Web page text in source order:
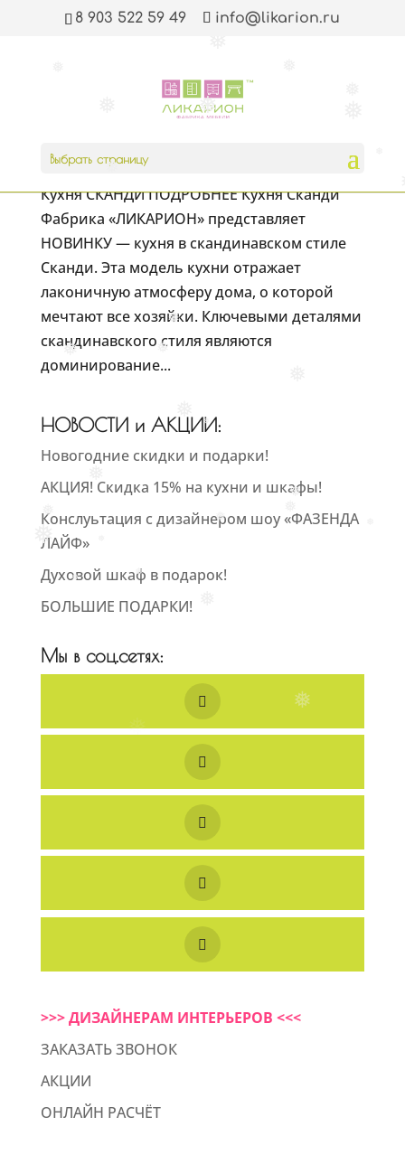
❅
❅
❅
❅
❅
❅
❅
❅
❅
❅
❅
❅
❅
8 903 522 59 49 info@likarion.ru
Выбрать страницу
Июн 15, 2018
Кухня СКАНДИ ПОДРОБНЕЕ Кухня Сканди
Фабрика «ЛИКАРИОН» представляет
НОВИНКУ — кухня в скандинавском стиле
Сканди. Эта модель кухни отражает
лаконичную атмосферу дома, о которой
мечтают все хозяйки. Ключевыми деталями
скандинавского стиля являются
доминирование...
НОВОСТИ и АКЦИИ:
Новогодние скидки и подарки!
АКЦИЯ! Скидка 15% на кухни и шкафы!
Конслуьтация с дизайнером шоу «ФАЗЕНДА
ЛАЙФ»
Духовой шкаф в подарок!
БОЛЬШИЕ ПОДАРКИ!
Мы в соц.сетях:
>>> ДИЗАЙНЕРАМ ИНТЕРЬЕРОВ <<<
ЗАКАЗАТЬ ЗВОНОК
АКЦИИ
ОНЛАЙН РАСЧЁТ